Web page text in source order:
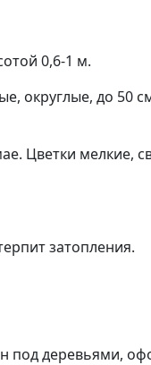
0,6-1 м.
округлые, до 50
Цветки мелкие,
затопления.
под деревьями,